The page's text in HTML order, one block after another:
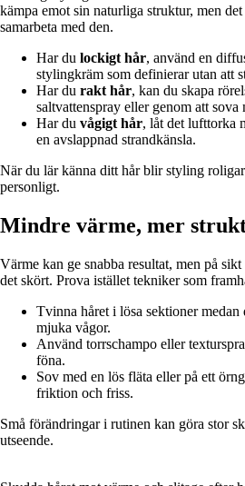
kämpa emot sin naturliga struktur, men
samarbeta med den.
Har du lockigt hår, använd en
stylingkräm som definierar utan att
Har du rakt hår, kan du skapa
saltvattenspray eller genom att sova
Har du vågigt hår, låt det lufttorka
en avslappnad strandkänsla.
När du lär känna ditt hår blir styling
personligt.
Mindre värme, mer
Värme kan ge snabba resultat, men på
det skört. Prova istället tekniker som
Tvinna håret i lösa sektioner medan
mjuka vågor.
Använd torrschampo eller
föna.
Sov med en lös fläta eller på ett
friktion och friss.
Små förändringar i rutinen kan göra stor
utseende.